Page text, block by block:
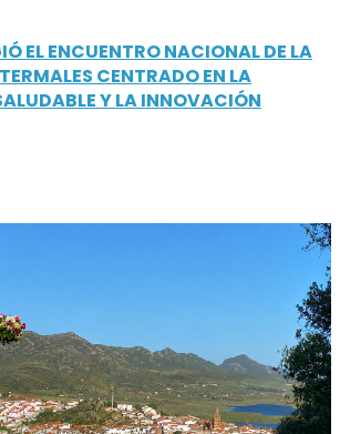
EL ENCUENTRO NACIONAL DE LA
CENTRADO EN LA
Y LA INNOVACIÓN